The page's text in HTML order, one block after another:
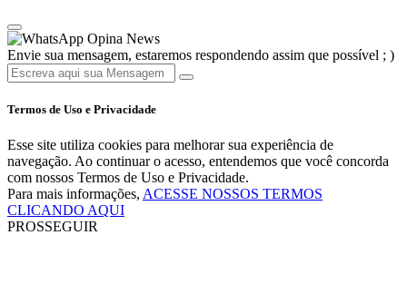
Opina News
Envie sua mensagem, estaremos respondendo assim que possível ; )
Termos de Uso e Privacidade
Esse site utiliza cookies para melhorar sua experiência de
navegação. Ao continuar o acesso, entendemos que você concorda
com nossos Termos de Uso e Privacidade.
Para mais informações, ACESSE NOSSOS TERMOS
CLICANDO AQUI
PROSSEGUIR